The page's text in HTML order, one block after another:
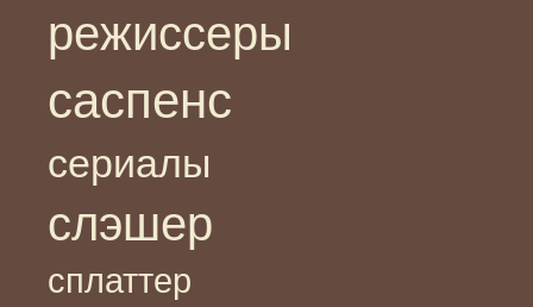
режиссеры
саспенс
сериалы
слэшер
сплаттер